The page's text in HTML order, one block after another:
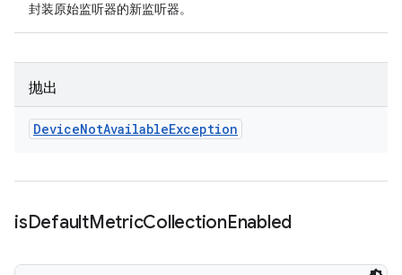
封装原始监听器的新监听器。
抛出
DeviceNotAvailableException
isDefaultMetricCollectionEnabled